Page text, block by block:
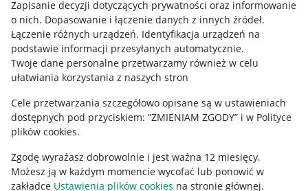
Zapisanie decyzji dotyczących prywatności oraz informowanie
o nich. Dopasowanie i łączenie danych z innych źródeł.
Łączenie różnych urządzeń. Identyfikacja urządzeń na
podstawie informacji przesyłanych automatycznie.
Twoje dane personalne przetwarzamy również w celu
ułatwiania korzystania z naszych stron
Cele przetwarzania szczegółowo opisane są w ustawieniach
dostępnych pod przyciskiem: “ZMIENIAM ZGODY” i w Polityce
plików cookies.
Zgodę wyrażasz dobrowolnie i jest ważna 12 miesięcy.
Możesz ją w każdym momencie wycofać lub ponowić w
zakładce Ustawienia plików cookies na stronie głównej.
Korzystanie z serwisu oznacza akceptacjęregulaminu.